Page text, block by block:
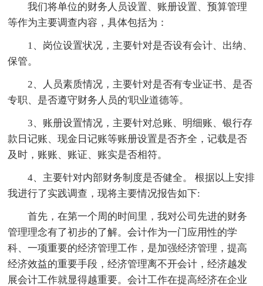
我们将单位的财务人员设置、账册设置、预算管理
等作为主要调查内容，具体包括为：
1、岗位设置状况，主要针对是否设有会计、出纳、
保管。
2、人员素质情况，主要针对是否有专业证书、是否
专职、是否遵守财务人员的'职业道德等。
3、账册设置情况，主要针对总账、明细账、银行存
款日记账、现金日记账等账册设置是否齐全，记载是否
及时，账账、账证、账实是否相符。
4、主要针对内部财务制度是否健全。 根据以上安排
我进行了实践调查，现将主要情况报告如下:
首先，在第一个周的时间里，我对公司先进的财务
管理理念有了初步的了解。会计作为一门应用性的学
科、一项重要的经济管理工作，是加强经济管理，提高
经济效益的重要手段，经济管理离不开会计，经济越发
展会计工作就显得越重要。会计工作在提高经济在企业